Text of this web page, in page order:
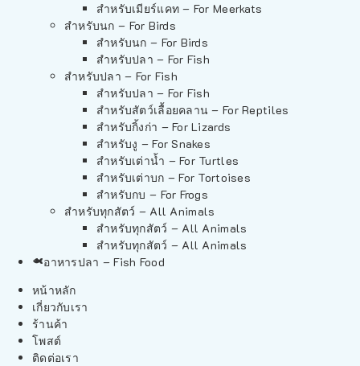
สำหรับเมียร์แคท – For Meerkats
สำหรับนก – For Birds
สำหรับนก – For Birds
สำหรับปลา – For Fish
สำหรับปลา – For Fish
สำหรับปลา – For Fish
สำหรับสัตว์เลื้อยคลาน – For Reptiles
สำหรับกิ้งก่า – For Lizards
สำหรับงู – For Snakes
สำหรับเต่าน้ำ – For Turtles
สำหรับเต่าบก – For Tortoises
สำหรับกบ – For Frogs
สำหรับทุกสัตว์ – All Animals
สำหรับทุกสัตว์ – All Animals
สำหรับทุกสัตว์ – All Animals
อาหารปลา – Fish Food
หน้าหลัก
เกี่ยวกับเรา
ร้านค้า
โพสต์
ติดต่อเรา